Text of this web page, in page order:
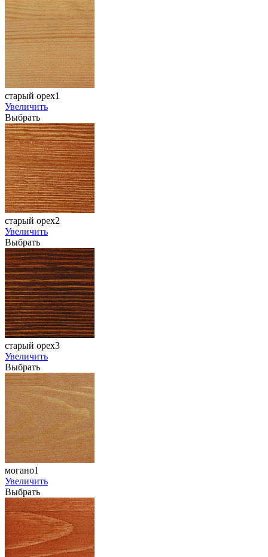
старый орех1
Увеличить
Выбрать
старый орех2
Увеличить
Выбрать
старый орех3
Увеличить
Выбрать
могано1
Увеличить
Выбрать